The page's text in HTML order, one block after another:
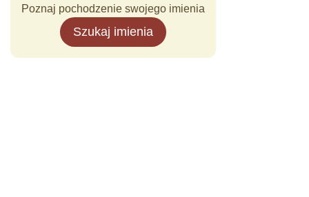
Poznaj pochodzenie swojego imienia
Szukaj imienia